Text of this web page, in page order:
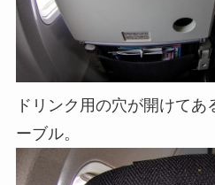
ドリンク用の穴が開けて
ーブル。